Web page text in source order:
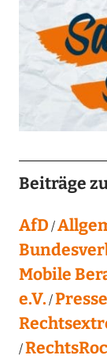
Beiträge
AfD
Mobile
e.V.